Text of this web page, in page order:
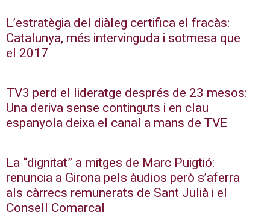
L’estratègia del diàleg certifica el fracàs:
Catalunya, més intervinguda i sotmesa que
el 2017
TV3 perd el lideratge després de 23 mesos:
Una deriva sense continguts i en clau
espanyola deixa el canal a mans de TVE
La “dignitat” a mitges de Marc Puigtió:
renuncia a Girona pels àudios però s’aferra
als càrrecs remunerats de Sant Julià i el
Consell Comarcal